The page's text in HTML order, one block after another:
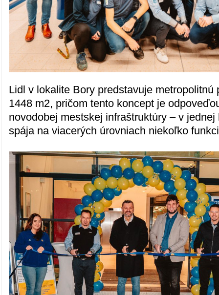
Lidl v lokalite Bory predstavuje metropolitnú
1448 m2, pričom tento koncept je
novodobej mestskej infraštruktúry – v
spája na viacerých úrovniach niekoľko